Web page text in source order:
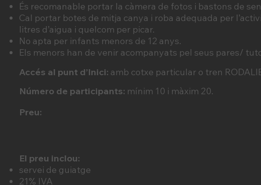
És recomanable portar la càmera de fotos i bastons de
Cal portar botes de mitja canya i roba adequada per
litres d’aigua i quelcom per picar.
No apta per infants menors de 12 anys.
Els menors han de venir acompanyats pel seus pares/
Accés al punt d’Inici: amb cotxe particular o tren
Número de participants: mínim 10 i màxim 20.
Preu:
El preu inclou:
servei de guiatge
21% IVA